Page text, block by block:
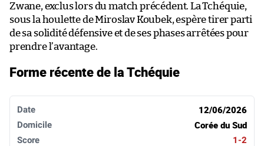
Zwane, exclus lors du match précédent. La Tchéquie,
sous la houlette de Miroslav Koubek, espère tirer parti
de sa solidité défensive et de ses phases arrêtées pour
prendre l’avantage.
Forme récente de la Tchéquie
12/06/2026
Corée du Sud
1-2